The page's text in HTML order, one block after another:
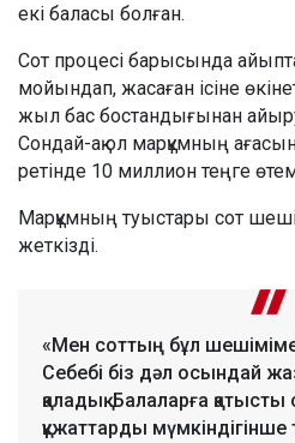
екі баласы болған.
Сот процесі барысында
мойындап, жасаған ісіне
жыл бас бостандығынан
Сондай-ақ ол марқұмның
ретінде 10 миллион теңге
Марқұмның туыстары сот
жеткізді.
«Мен соттың бұл
Себебі біз дәл осындай
қаладық. Балаларға қатысты
құжаттарды мүмкіндігінше